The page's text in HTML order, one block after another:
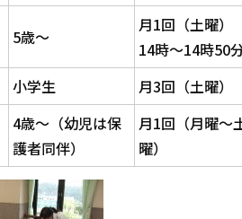
5歳～
月1回（土曜）
14時～14時50
小学生 月3回（土曜）
4歳～（幼児は保
護者同伴）
月1回（月曜～
曜）